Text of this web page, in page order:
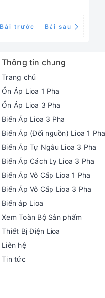
Bài trước Bài sau
Thông tin chung
Trang chủ
Ổn Áp Lioa 1 Pha
Ổn Áp Lioa 3 Pha
Biến Áp Lioa 3 Pha
Biến Áp (Đổi nguồn) Lioa 1 Pha
Biến Áp Tự Ngẫu Lioa 3 Pha
Biến Áp Cách Ly Lioa 3 Pha
Biến Áp Vô Cấp Lioa 1 Pha
Biến Áp Vô Cấp Lioa 3 Pha
Biến áp Lioa
Xem Toàn Bộ Sản phẩm
Thiết Bị Điện Lioa
Liên hệ
Tin tức